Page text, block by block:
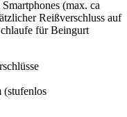
(max. ca
Reißverschluss auf
für Beingurt
(stufenlos